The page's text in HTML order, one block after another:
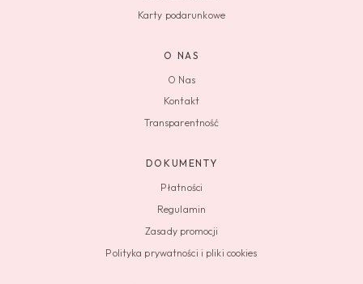
Karty podarunkowe
O NAS
O Nas
Kontakt
Transparentność
DOKUMENTY
Płatności
Regulamin
Zasady promocji
Polityka prywatności i pliki cookies